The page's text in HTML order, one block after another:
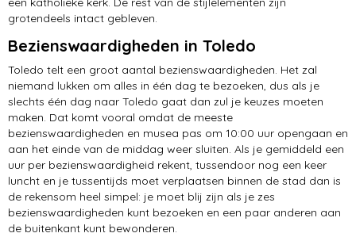
grotendeels intact gebleven.
Bezienswaardigheden in Toledo
Toledo telt een groot aantal bezienswaardigheden. Het zal
niemand lukken om alles in één dag te bezoeken, dus als je
slechts één dag naar Toledo gaat dan zul je keuzes moeten
maken. Dat komt vooral omdat de meeste
bezienswaardigheden en musea pas om 10:00 uur opengaan en
aan het einde van de middag weer sluiten. Als je gemiddeld een
uur per bezienswaardigheid rekent, tussendoor nog een keer
luncht en je tussentijds moet verplaatsen binnen de stad dan is
de rekensom heel simpel: je moet blij zijn als je zes
bezienswaardigheden kunt bezoeken en een paar anderen aan
de buitenkant kunt bewonderen.